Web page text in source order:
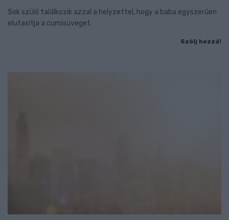
Sok szülő találkozik azzal a helyzettel, hogy a baba egyszerűen
elutasítja a cumisüveget.
Szólj hozzá!